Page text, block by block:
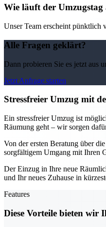
Wie läuft der Umzugstag
Unser Team erscheint pünktlich
Alle Fragen geklärt?
Dann probieren Sie es jetzt aus
Jetzt Anfrage starten
Stressfreier Umzug mit
Ein stressfreier Umzug ist
Räumung geht – wir sorgen
Von der ersten Beratung über
sorgfältigem Umgang mit Ihren
Der Einzug in Ihre neue
und Ihr neues Zuhause in
Features
Diese Vorteile bieten wir